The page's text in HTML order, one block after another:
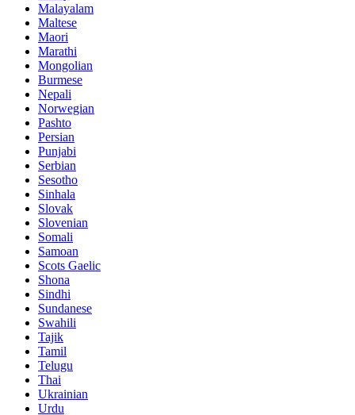
Malayalam
Maltese
Maori
Marathi
Mongolian
Burmese
Nepali
Norwegian
Pashto
Persian
Punjabi
Serbian
Sesotho
Sinhala
Slovak
Slovenian
Somali
Samoan
Scots Gaelic
Shona
Sindhi
Sundanese
Swahili
Tajik
Tamil
Telugu
Thai
Ukrainian
Urdu